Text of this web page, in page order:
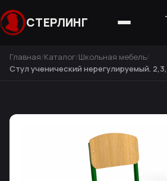
СТЕРЛИНГ
Главная Каталог Школьная мебель
Стул ученический нерегулируемый.